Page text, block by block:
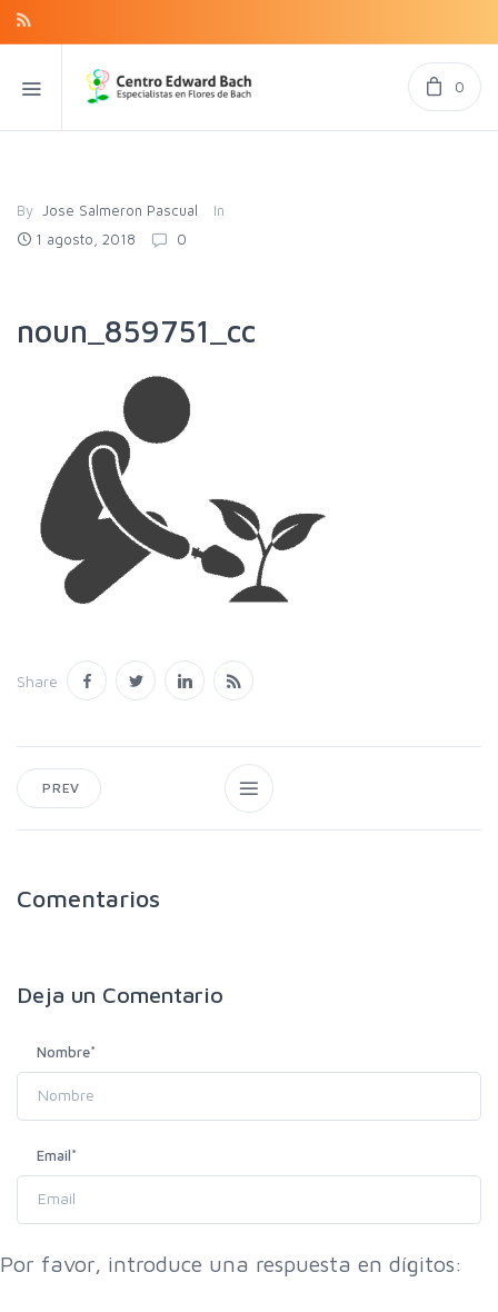
0
By Jose Salmeron Pascual
In
1 agosto, 2018
0
noun_859751_cc
Share
PREV
Comentarios
Deja un Comentario
Nombre*
Email*
Por favor, introduce una respuesta en dígitos: